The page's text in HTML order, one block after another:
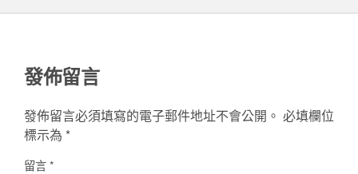
發佈留言
發佈留言必須填寫的電子郵件地址不會公開。 必填欄位
標示為 *
留言*